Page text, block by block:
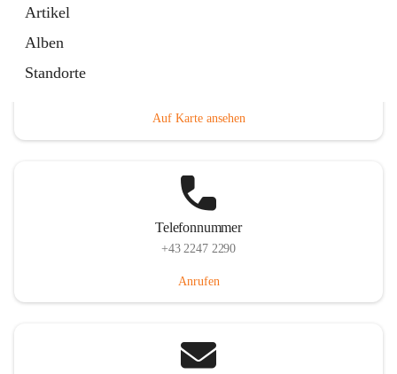
Artikel
Alben
Standorte
Auf Karte ansehen
Telefonnummer
+43 2247 2290
Anrufen